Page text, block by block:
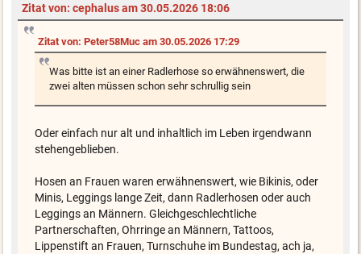
Zitat von: cephalus am 30.05.2026 18:06
Zitat von: Peter58Muc am 30.05.2026 17:29
Was bitte ist an einer Radlerhose so erwähnenswert, die
zwei alten müssen schon sehr schrullig sein
Oder einfach nur alt und inhaltlich im Leben irgendwann
stehengeblieben.
Hosen an Frauen waren erwähnenswert, wie Bikinis, oder
Minis, Leggings lange Zeit, dann Radlerhosen oder auch
Leggings an Männern. Gleichgeschlechtliche
Partnerschaften, Ohrringe an Männern, Tattoos,
Lippenstift an Frauen, Turnschuhe im Bundestag, ach ja,